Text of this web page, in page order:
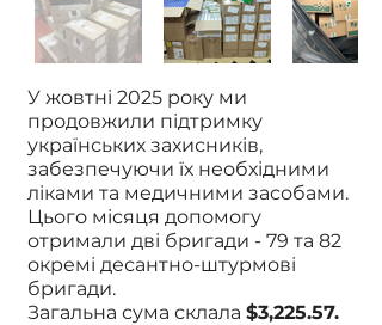
У жовтні 2025 року ми
продовжили підтримку
українських захисників,
забезпечуючи їх необхідними
ліками та медичними засобами.
Цього місяця допомогу
отримали дві бригади - 79 та 82
окремі десантно-штурмові
бригади.
Загальна сума склала $3,225.57.